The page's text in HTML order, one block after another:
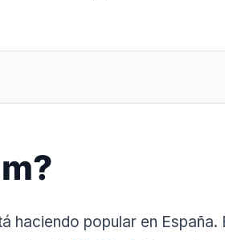
haciendo popular en España.